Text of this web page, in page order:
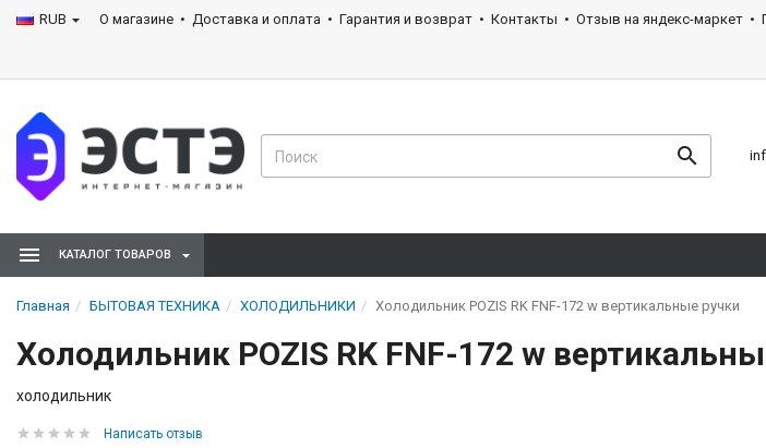
RUB О магазине Доставка и оплата Гарантия и возврат Контакты Отзыв на яндекс-маркет
КАТАЛОГ ТОВАРОВ
Главная БЫТОВАЯ ТЕХНИКА ХОЛОДИЛЬНИКИ Холодильник POZIS RK FNF-172 w вертикальные ручки
Холодильник POZIS RK FNF-172 w
холодильник
Написать отзыв